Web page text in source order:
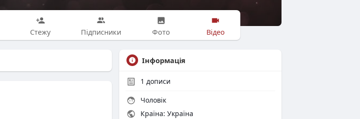
Стежу Підписники Фото Відео
Інформація
1 дописи
Чоловік
Країна: Україна